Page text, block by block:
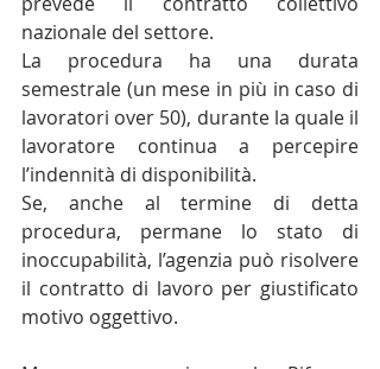
nazionale del settore.
La procedura ha una durata
semestrale (un mese in più in caso di
lavoratori over 50), durante la quale il
lavoratore continua a percepire
l’indennità di disponibilità.
Se, anche al termine di detta
procedura, permane lo stato di
inoccupabilità, l’agenzia può risolvere
il contratto di lavoro per giustificato
motivo oggettivo.